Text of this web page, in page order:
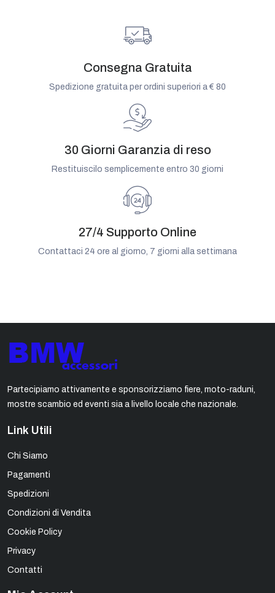
Consegna Gratuita
Spedizione gratuita per ordini superiori a € 80
30 Giorni Garanzia di reso
Restituiscilo semplicemente entro 30 giorni
27/4 Supporto Online
Contattaci 24 ore al giorno, 7 giorni alla settimana
Partecipiamo attivamente e sponsorizziamo fiere, moto-raduni,
mostre scambio ed eventi sia a livello locale che nazionale.
Link Utili
Chi Siamo
Pagamenti
Spedizioni
Condizioni di Vendita
Cookie Policy
Privacy
Contatti